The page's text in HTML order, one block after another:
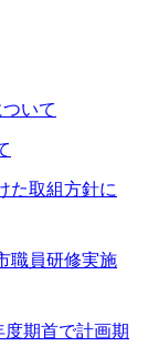
いて
た取組方針に
職員研修実施
期首で計画期